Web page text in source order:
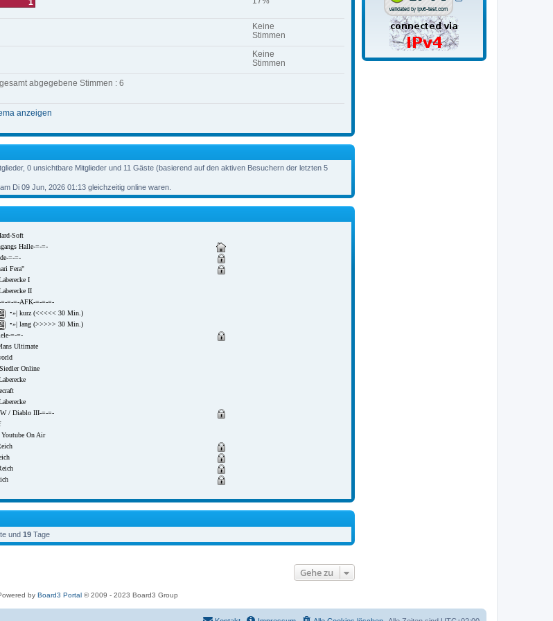
1
Keine
Stimmen
Keine
Stimmen
abgegebene Stimmen : 6
anzeigen
0 unsichtbare Mitglieder und 11 Gäste (basierend auf den aktiven Besuchern der letzten 5
Di 09 Jun, 2026 01:13 gleichzeitig online waren.
und 19 Tage
Gehe zu
by Board3 Portal© 2009 - 2023 Board3 Group